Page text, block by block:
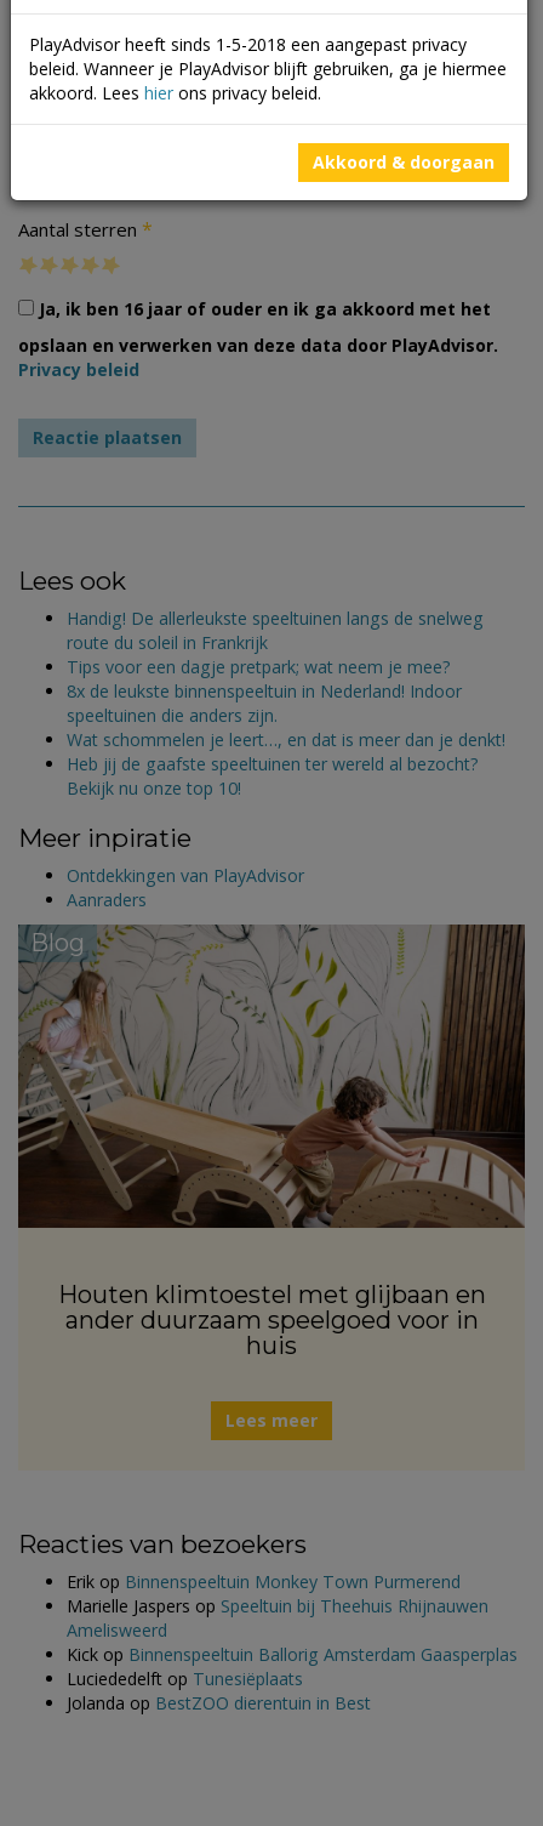
Foto's
Aantal sterren *
Ja, ik ben 16 jaar of ouder en ik ga akkoord met het
opslaan en verwerken van deze data door PlayAdvisor.
Privacy beleid
Lees ook
Handig! De allerleukste speeltuinen langs de snelweg
route du soleil in Frankrijk
Tips voor een dagje pretpark; wat neem je mee?
8x de leukste binnenspeeltuin in Nederland! Indoor
speeltuinen die anders zijn.
Wat schommelen je leert…, en dat is meer dan je denkt!
Heb jij de gaafste speeltuinen ter wereld al bezocht?
Bekijk nu onze top 10!
Meer inpiratie
Ontdekkingen van PlayAdvisor
Aanraders
Blog
Houten klimtoestel met glijbaan en
ander duurzaam speelgoed voor in
huis
Lees meer
Reacties van bezoekers
Erik op Binnenspeeltuin Monkey Town Purmerend
Marielle Jaspers op Speeltuin bij Theehuis Rhijnauwen
Amelisweerd
Kick op Binnenspeeltuin Ballorig Amsterdam Gaasperplas
Luciededelft op Tunesiëplaats
Jolanda op BestZOO dierentuin in Best
PlayAdvisor heeft sinds 1-5-2018 een aangepast privacy
beleid. Wanneer je PlayAdvisor blijft gebruiken, ga je hiermee
akkoord. Lees hier ons privacy beleid.
Akkoord & doorgaan